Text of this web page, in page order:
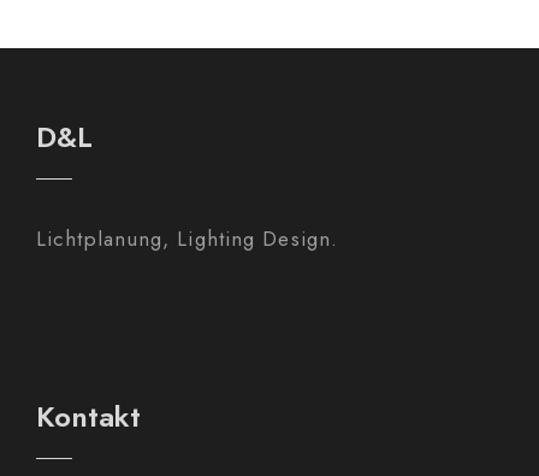
D&L
Lichtplanung, Lighting Design.
Kontakt